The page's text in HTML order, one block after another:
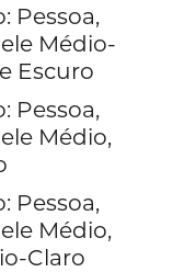
Pessoa,
Médio-
Escuro
Pessoa,
Médio,
Pessoa,
Médio,
Claro